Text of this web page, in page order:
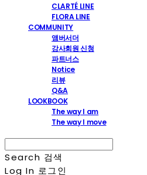
CLARTÉ LINE
FLORA LINE
COMMUNITY
앰버서더
강사회원 신청
파트너스
Notice
리뷰
Q&A
LOOKBOOK
The way I am
The way I move
Search 검색
Log In 로그인